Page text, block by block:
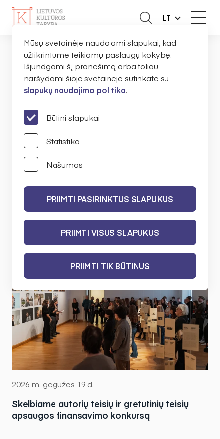
LT
NAUJIENOS
PRANEŠIMAI
IEŠKOTI
2026 m. gegužės 19 d.
Skelbiame autorių teisių ir gretutinių teisių
apsaugos finansavimo konkursą
Mūsų svetainėje naudojami slapukai, kad
užtikrintume teikiamų paslaugų kokybę.
Išjundgami šį pranešimą arba toliau
naršydami šioje svetainėje sutinkate su
slapukų naudojimo politika.
Būtini slapukai
Statistika
Našumas
PRIIMTI PASIRINKTUS SLAPUKUS
PRIIMTI VISUS SLAPUKUS
PRIIMTI TIK BŪTINUS